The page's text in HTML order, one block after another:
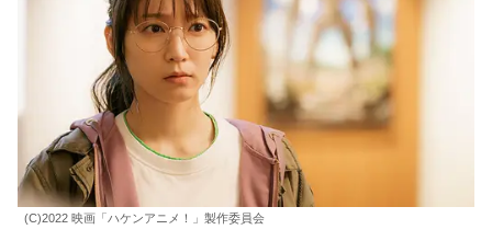
(C)2022 映画「ハケンアニメ！」製作委員会